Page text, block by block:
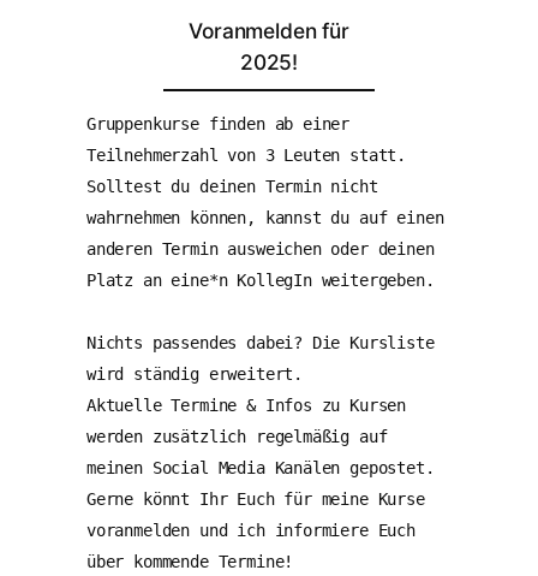
Voranmelden für
2025!
Gruppenkurse finden ab einer
Teilnehmerzahl von 3 Leuten statt.
Solltest du deinen Termin nicht
wahrnehmen können, kannst du auf einen
anderen Termin ausweichen oder deinen
Platz an eine*n KollegIn weitergeben.
Nichts passendes dabei? Die Kursliste
wird ständig erweitert.
Aktuelle Termine & Infos zu Kursen
werden zusätzlich regelmäßig auf
meinen Social Media Kanälen gepostet.
Gerne könnt Ihr Euch für meine Kurse
voranmelden und ich informiere Euch
über kommende Termine!